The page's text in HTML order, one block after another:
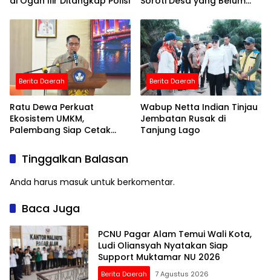
Berita Daerah
Ratu Dewa Perkuat
Ekosistem UMKM,
Palembang Siap Cetak
Berita Daerah
Wabup Netta Indian Tinjau
Jembatan Rusak di
Tanjung Lago
Tinggalkan Balasan
Anda harus masuk untuk berkomentar.
Baca Juga
PCNU Pagar Alam Temui Wali Kota,
Ludi Oliansyah Nyatakan Siap
Support Muktamar NU 2026
Berita Daerah 7 Agustus 2026